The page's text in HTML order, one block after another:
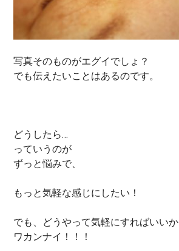
写真そのものがエグイでしょ？
でも伝えたいことはあるのです。
どうしたら…
っていうのが
ずっと悩みで、
もっと気軽な感じにしたい！
でも、どうやって気軽にすればいいか
ワカンナイ！！！